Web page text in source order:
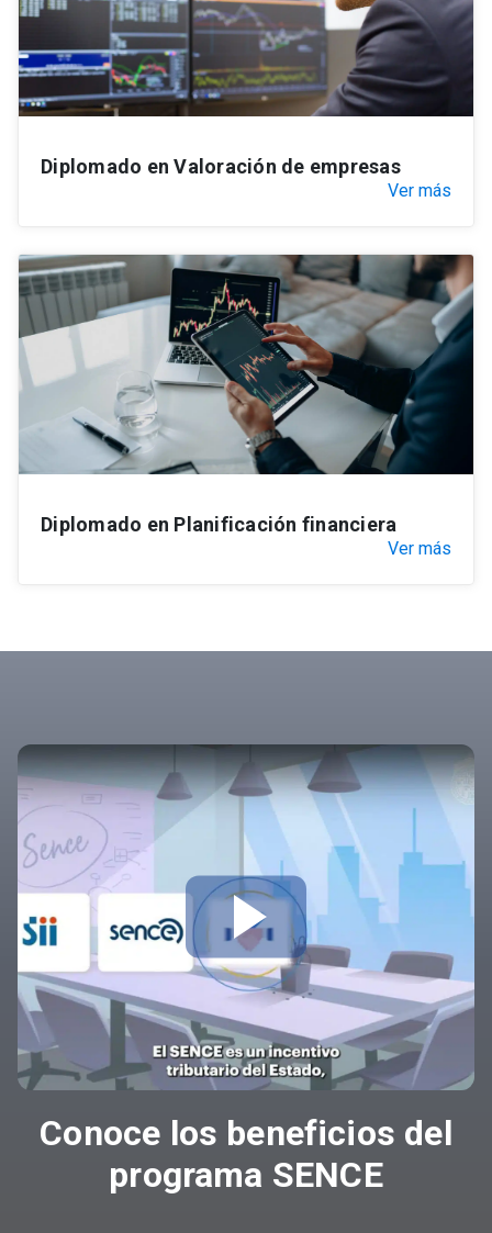
Diplomado en Valoración de empresas
Ver más
Diplomado en Planificación financiera
Ver más
Conoce los beneficios del
programa SENCE